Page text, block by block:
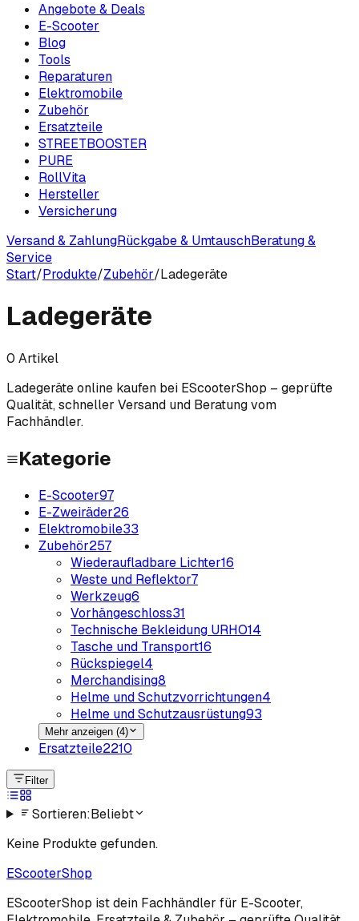
Angebote & Deals
E-Scooter
Blog
Tools
Reparaturen
Elektromobile
Zubehör
Ersatzteile
STREETBOOSTER
PURE
RollVita
Hersteller
Versicherung
Versand & ZahlungRückgabe & UmtauschBeratung &
Service
Start/Produkte/Zubehör/Ladegeräte
Ladegeräte
0 Artikel
Ladegeräteonline kaufen bei EScooterShop – geprüfte
Qualität, schneller Versand und Beratung vom
Fachhändler.
Kategorie
E-Scooter97
E-Zweiräder26
Elektromobile33
Zubehör257
Wiederaufladbare Lichter16
Weste und Reflektor7
Werkzeug6
Vorhängeschloss31
Technische Bekleidung URHO14
Tasche und Transport16
Rückspiegel4
Merchandising8
Helme und Schutzvorrichtungen4
Helme und Schutzausrüstung93
Mehr anzeigen (4)
Ersatzteile2210
Filter
Sortieren:Beliebt
Keine Produkte gefunden.
EScooterShop
EScooterShop ist dein Fachhändler für E-Scooter,